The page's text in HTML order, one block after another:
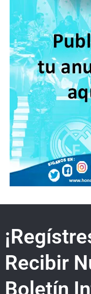
Recibir
Boletín